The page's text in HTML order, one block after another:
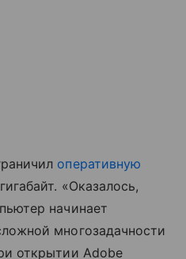
оперативную
«Оказалось,
начинает
многозадачности
открытии Adobe